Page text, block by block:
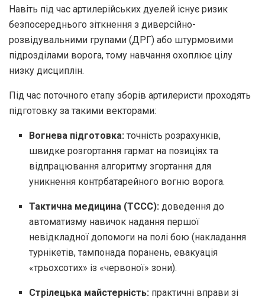
Навіть під час артилерійських дуелей існує ризик
безпосереднього зіткнення з диверсійно-
розвідувальними групами (ДРГ) або штурмовими
підрозділами ворога, тому навчання охоплює цілу
низку дисциплін.
Під час поточного етапу зборів артилеристи проходять
підготовку за такими векторами:
Вогнева підготовка: точність розрахунків,
швидке розгортання гармат на позиціях та
відпрацювання алгоритму згортання для
уникнення контрбатарейного вогню ворога.
Тактична медицина (TCCC): доведення до
автоматизму навичок надання першої
невідкладної допомоги на полі бою (накладання
турнікетів, тампонада поранень, евакуація
«трьохсотих» із «червоної» зони).
Стрілецька майстерність: практичні вправи зі